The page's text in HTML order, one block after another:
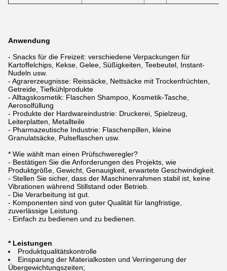
Anwendung
- Snacks für die Freizeit: verschiedene Verpackungen für
Kartoffelchips, Kekse, Gelee, Süßigkeiten, Teebeutel, Instant-
Nudeln usw.
- Agrarerzeugnisse: Reissäcke, Nettsäcke mit Trockenfrüchten,
Getreide, Tiefkühlprodukte
- Alltagskosmetik: Flaschen Shampoo, Kosmetik-Tasche,
Aerosolfüllung
- Produkte der Hardwareindustrie: Druckerei, Spielzeug,
Leiterplatten, Metallteile
- Pharmazeutische Industrie: Flaschenpillen, kleine
Granulatsäcke, Pulseflaschen usw.
* Wie wählt man einen Prüfschweregler?
- Bestätigen Sie die Anforderungen des Projekts, wie
Produktgröße, Gewicht, Genauigkeit, erwartete Geschwindigkeit.
- Stellen Sie sicher, dass der Maschinenrahmen stabil ist, keine
Vibrationen während Stillstand oder Betrieb.
- Die Verarbeitung ist gut.
- Komponenten sind von guter Qualität für langfristige,
zuverlässige Leistung.
- Einfach zu bedienen und zu bedienen.
* Leistungen
Produktqualitätskontrolle
Einsparung der Materialkosten und Verringerung der
Übergewichtungszeiten;